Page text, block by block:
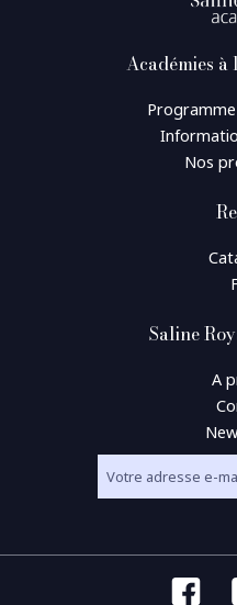
Académies
Nos
Saline
A